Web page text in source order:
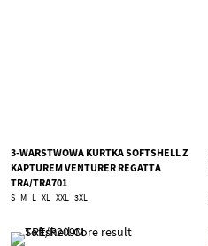
3-WARSTWOWA KURTKA SOFTSHELL Z
KAPTUREM VENTURER REGATTA
TRA/TRA701
S M L XL XXL 3XL